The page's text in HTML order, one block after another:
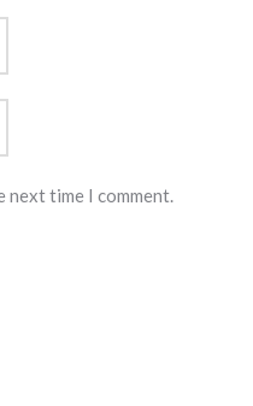
next time I comment.